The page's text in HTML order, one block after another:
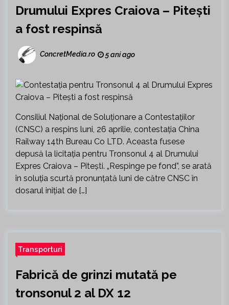
Drumului Expres Craiova – Pitești
a fost respinsă
ConcretMedia.ro 5 ani ago
Consiliul Național de Soluționare a Contestațiilor
(CNSC) a respins luni, 26 aprilie, contestația China
Railway 14th Bureau Co LTD. Aceasta fusese
depusă la licitația pentru Tronsonul 4 al Drumului
Expres Craiova – Pitești. „Respinge pe fond”, se arată
în soluția scurtă pronunțată luni de către CNSC în
dosarul inițiat de […]
Transporturi
Fabrică de grinzi mutată pe
tronsonul 2 al DX 12